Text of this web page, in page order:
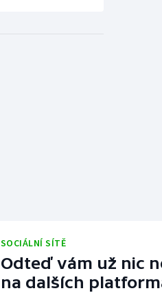
SOCIÁLNÍ SÍTĚ
Odteď vám už nic
na dalších